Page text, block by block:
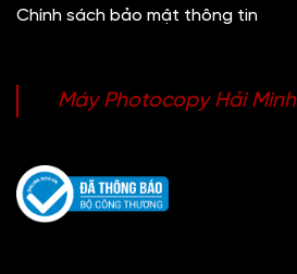
Chính sách bảo mật thông tin
Máy Photocopy Hải Minh